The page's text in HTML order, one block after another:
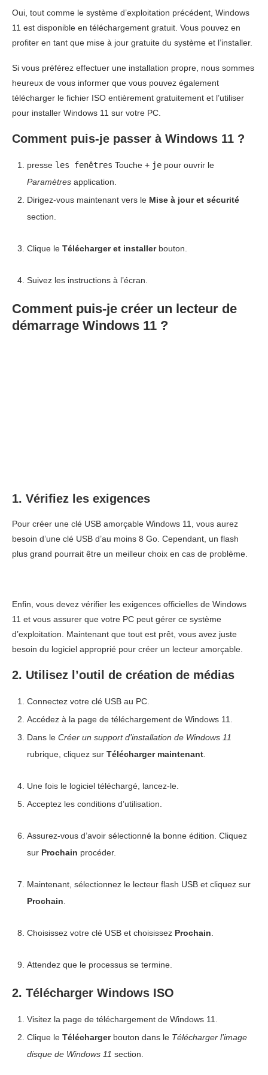
Oui, tout comme le système d’exploitation précédent, Windows
11 est disponible en téléchargement gratuit. Vous pouvez en
profiter en tant que mise à jour gratuite du système et l’installer.
Si vous préférez effectuer une installation propre, nous sommes
heureux de vous informer que vous pouvez également
télécharger le fichier ISO entièrement gratuitement et l’utiliser
pour installer Windows 11 sur votre PC.
Comment puis-je passer à Windows 11 ?
presse les fenêtres Touche + je pour ouvrir le
Paramètres application.
Dirigez-vous maintenant vers le Mise à jour et sécurité
section.
Clique le Télécharger et installerbouton.
Suivez les instructions à l’écran.
Comment puis-je créer un lecteur de
démarrage Windows 11 ?
1. Vérifiez les exigences
Pour créer une clé USB amorçable Windows 11, vous aurez
besoin d’une clé USB d’au moins 8 Go. Cependant, un flash
plus grand pourrait être un meilleur choix en cas de problème.
Enfin, vous devez vérifier les exigences officielles de Windows
11 et vous assurer que votre PC peut gérer ce système
d’exploitation. Maintenant que tout est prêt, vous avez juste
besoin du logiciel approprié pour créer un lecteur amorçable.
2. Utilisez l’outil de création de médias
Connectez votre clé USB au PC.
Accédez à la page de téléchargement de Windows 11.
Dans le Créer un support d’installation de Windows 11
rubrique, cliquez sur Télécharger maintenant
Une fois le logiciel téléchargé, lancez-le.
Acceptez les conditions d’utilisation.
Assurez-vous d’avoir sélectionné la bonne édition. Cliquez
sur Prochain procéder.
Maintenant, sélectionnez le lecteur flash USB et cliquez sur
Prochain
Choisissez votre clé USB et choisissez Prochain
Attendez que le processus se termine.
2. Télécharger Windows ISO
Visitez la page de téléchargement de Windows 11.
Clique le Téléchargerbouton dans le Télécharger l’image
disque de Windows 11 section.